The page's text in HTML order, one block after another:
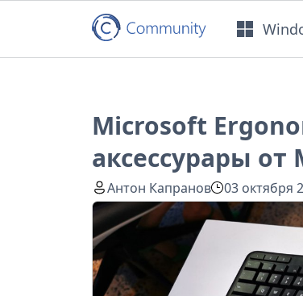
Microsoft
аксессурары от
Антон Капранов 03 октября